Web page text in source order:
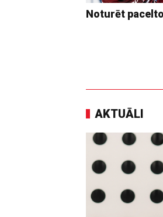
Noturēt
AKTUĀLI